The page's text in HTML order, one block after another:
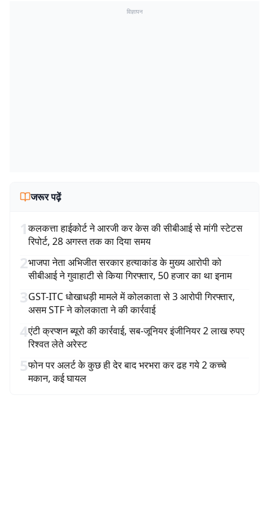
विज्ञापन
जरूर पढ़ें
1कलकत्ता हाईकोर्ट ने आरजी कर केस की सीबीआई से मांगी स्टेटस
रिपोर्ट, 28 अगस्त तक का दिया समय
2भाजपा नेता अभिजीत सरकार हत्याकांड के मुख्य आरोपी को
सीबीआई ने गुवाहाटी से किया गिरफ्तार, 50 हजार का था इनाम
3GST-ITC धोखाधड़ी मामले में कोलकाता से 3 आरोपी गिरफ्तार,
असम STF ने कोलकाता ने की कार्रवाई
4एंटी क्रप्शन ब्यूरो की कार्रवाई, सब-जूनियर इंजीनियर 2 लाख रुपए
रिश्वत लेते अरेस्ट
5फोन पर अलर्ट के कुछ ही देर बाद भरभरा कर ढह गये 2 कच्चे
मकान, कई घायल